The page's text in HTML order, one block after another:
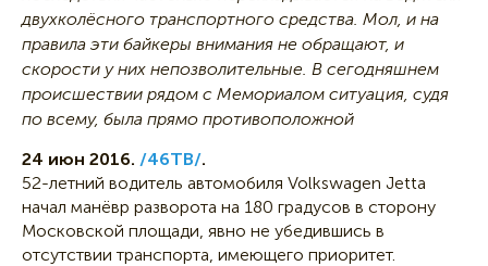
двухколёсного транспортного средства. Мол, и на
правила эти байкеры внимания не обращают, и
скорости у них непозволительные. В сегодняшнем
происшествии рядом с Мемориалом ситуация, судя
по всему, была прямо противоположной
24 июн 2016. /46ТВ/.
52-летний водитель автомобиля Volkswagen Jetta
начал манёвр разворота на 180 градусов в сторону
Московской площади, явно не убедившись в
отсутствии транспорта, имеющего приоритет.